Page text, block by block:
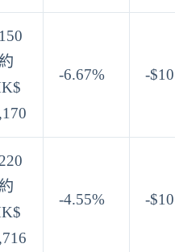
-6.67% -$10
-4.55% -$10